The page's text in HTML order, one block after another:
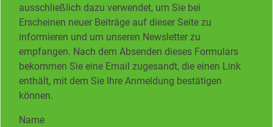
ausschließlich dazu verwendet, um Sie bei
Erscheinen neuer Beiträge auf dieser Seite zu
informieren und um unseren Newsletter zu
empfangen. Nach dem Absenden dieses Formulars
bekommen Sie eine Email zugesandt, die einen Link
enthält, mit dem Sie Ihre Anmeldung bestätigen
können.
Name